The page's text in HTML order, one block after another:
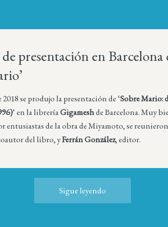
presentación en Barcelona
se produjo la presentación de ‘Sobre Mario:
‘ en la libreríaGigameshde Barcelona. Muy
entusiastas de la obra de Miyamoto, se
del libro, yFerrán González, editor.
Sigue leyendo